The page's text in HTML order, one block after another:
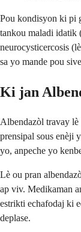
Pou kondisyon ki pi
tankou maladi idatik
neurocysticercosis
sa yo mande pou
Ki jan
Albendazòl travay
prensipal sous enèji
yo, anpeche yo
Lè ou pran
ap viv. Medikaman
estrikti echafodaj ki
deplase.